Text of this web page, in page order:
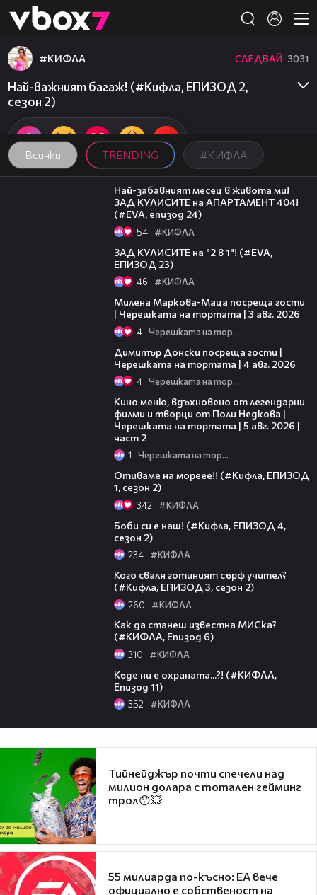
👾
Всички TRENDING #КИФЛА
#КИФЛА СЛЕДВАЙ 3031
Най-важният багаж! (#Кифла, ЕПИЗОД 2,
сезон 2)
12:08
Най-забавният месец в живота ми!
ЗАД КУЛИСИТЕ на АПАРТАМЕНТ 404!
(#EVA, епизод 24)
54 #КИФЛА
ЗАД КУЛИСИТЕ на "2 в 1"! (#EVA,
ЕПИЗОД 23)
46 #КИФЛА
Милена Маркова-Маца посреща гости
| Черешката на тортата | 3 авг. 2026
4 Черешката на тортата
Димитър Донски посреща гости |
Черешката на тортата | 4 авг. 2026
4 Черешката на тортата
Кино меню, вдъхновено от легендарни
филми и творци от Поли Недкова |
Черешката на тортата | 5 авг. 2026 |
част 2
1 Черешката на тортата
Отиваме на мореее!! (#Кифла, ЕПИЗОД
1, сезон 2)
342 #КИФЛА
Боби си е наш! (#Кифла, ЕПИЗОД 4,
сезон 2)
234 #КИФЛА
Кого сваля готиният сърф учител?
(#Кифла, ЕПИЗОД 3, сезон 2)
260 #КИФЛА
Как да станеш известна МИСка?
(#КИФЛА, Епизод 6)
310 #КИФЛА
Къде ни е охраната...?! (#КИФЛА,
Епизод 11)
352 #КИФЛА
Тийнейджър почти спечели над
милион долара с тотален гейминг
трол😯💥
55 милиарда по-късно: EA вече
официално е собственост на